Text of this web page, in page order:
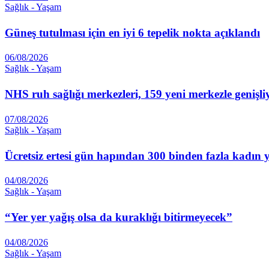
Sağlık - Yaşam
Güneş tutulması için en iyi 6 tepelik nokta açıklandı
06/08/2026
Sağlık - Yaşam
NHS ruh sağlığı merkezleri, 159 yeni merkezle
07/08/2026
Sağlık - Yaşam
Ücretsiz ertesi gün hapından 300 binden fazla kadın
04/08/2026
Sağlık - Yaşam
“Yer yer yağış olsa da kuraklığı bitirmeyecek”
04/08/2026
Sağlık - Yaşam